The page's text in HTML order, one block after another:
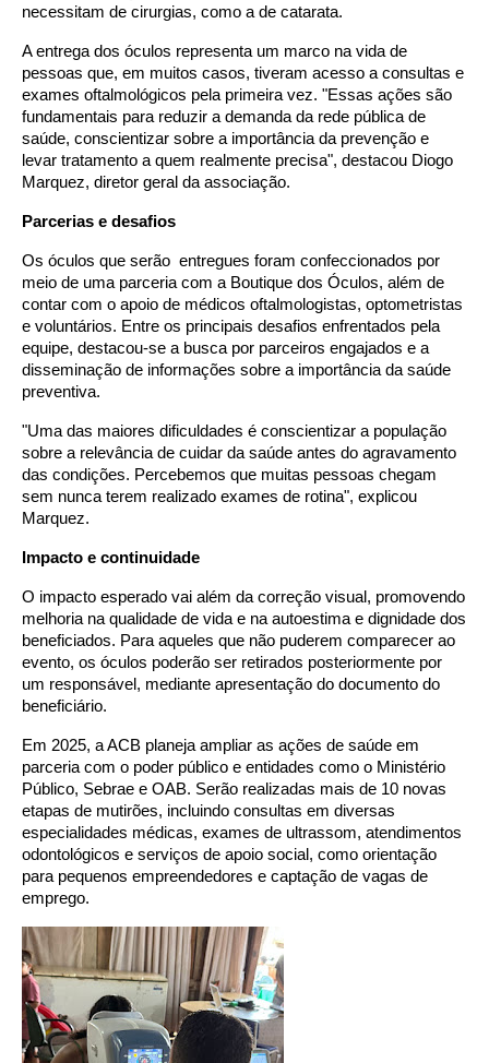
necessitam de cirurgias, como a de catarata.
A entrega dos óculos representa um marco na vida de
pessoas que, em muitos casos, tiveram acesso a consultas e
exames oftalmológicos pela primeira vez. "Essas ações são
fundamentais para reduzir a demanda da rede pública de
saúde, conscientizar sobre a importância da prevenção e
levar tratamento a quem realmente precisa", destacou Diogo
Marquez, diretor geral da associação.
Parcerias e desafios
Os óculos que serão entregues foram confeccionados por
meio de uma parceria com a Boutique dos Óculos, além de
contar com o apoio de médicos oftalmologistas, optometristas
e voluntários. Entre os principais desafios enfrentados pela
equipe, destacou-se a busca por parceiros engajados e a
disseminação de informações sobre a importância da saúde
preventiva.
"Uma das maiores dificuldades é conscientizar a população
sobre a relevância de cuidar da saúde antes do agravamento
das condições. Percebemos que muitas pessoas chegam
sem nunca terem realizado exames de rotina", explicou
Marquez.
Impacto e continuidade
O impacto esperado vai além da correção visual, promovendo
melhoria na qualidade de vida e na autoestima e dignidade dos
beneficiados. Para aqueles que não puderem comparecer ao
evento, os óculos poderão ser retirados posteriormente por
um responsável, mediante apresentação do documento do
beneficiário.
Em 2025, a ACB planeja ampliar as ações de saúde em
parceria com o poder público e entidades como o Ministério
Público, Sebrae e OAB. Serão realizadas mais de 10 novas
etapas de mutirões, incluindo consultas em diversas
especialidades médicas, exames de ultrassom, atendimentos
odontológicos e serviços de apoio social, como orientação
para pequenos empreendedores e captação de vagas de
emprego.